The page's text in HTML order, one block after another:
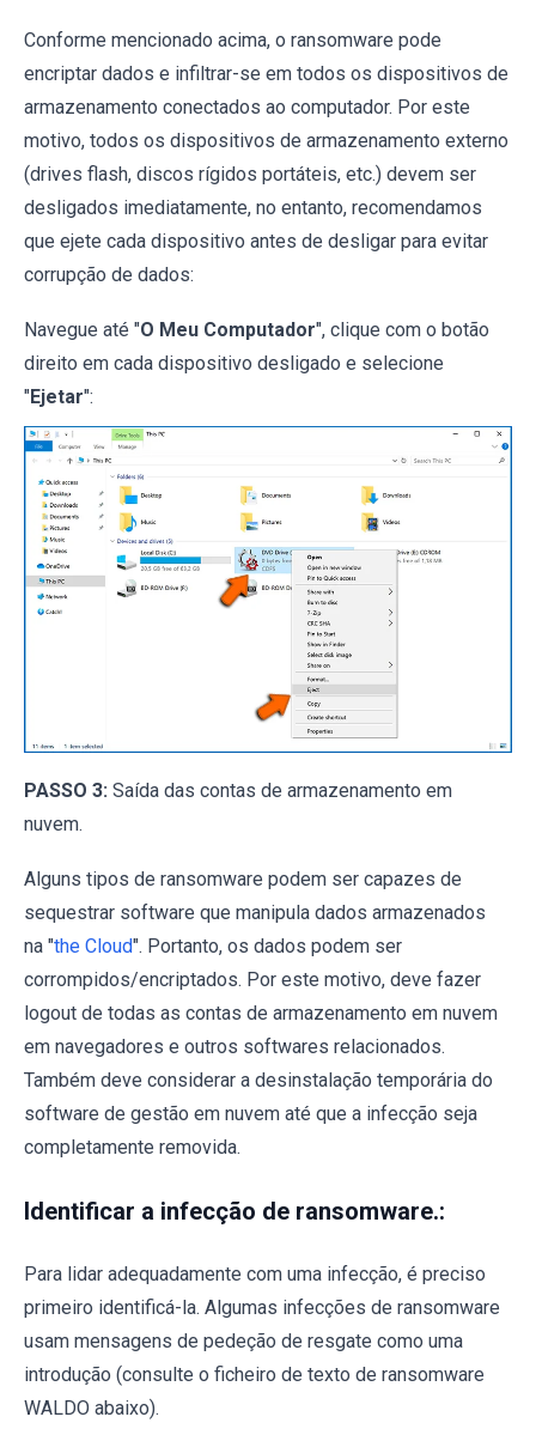
Conforme mencionado acima, o ransomware pode
encriptar dados e infiltrar-se em todos os dispositivos de
armazenamento conectados ao computador. Por este
motivo, todos os dispositivos de armazenamento externo
(drives flash, discos rígidos portáteis, etc.) devem ser
desligados imediatamente, no entanto, recomendamos
que ejete cada dispositivo antes de desligar para evitar
corrupção de dados:
Navegue até "O Meu Computador", clique com o botão
direito em cada dispositivo desligado e selecione
"Ejetar":
PASSO 3: Saída das contas de armazenamento em
nuvem.
Alguns tipos de ransomware podem ser capazes de
sequestrar software que manipula dados armazenados
na "the Cloud". Portanto, os dados podem ser
corrompidos/encriptados. Por este motivo, deve fazer
logout de todas as contas de armazenamento em nuvem
em navegadores e outros softwares relacionados.
Também deve considerar a desinstalação temporária do
software de gestão em nuvem até que a infecção seja
completamente removida.
Identificar a infecção de ransomware.:
Para lidar adequadamente com uma infecção, é preciso
primeiro identificá-la. Algumas infecções de ransomware
usam mensagens de pedeção de resgate como uma
introdução (consulte o ficheiro de texto de ransomware
WALDO abaixo).